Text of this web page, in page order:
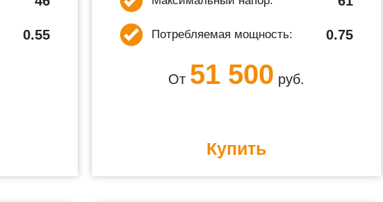
0.55 Потребляемая мощность: 0.75
От 51 500 руб.
Купить